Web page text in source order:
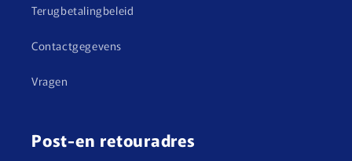
Terugbetalingbeleid
Contactgegevens
Vragen
Post-en retouradres